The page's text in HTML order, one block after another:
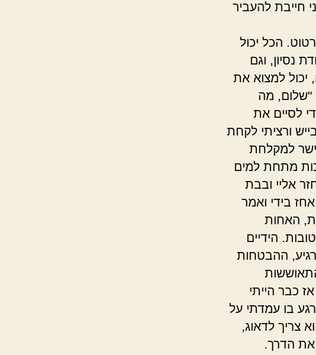
חייבת להעביר
הכל יכול
נסיון, וגם
יכול למצוא את
"שלום, מה
לסיים את
ורציתי לקחת
למקלחת
מתחת למים
אליי ובבת
בידי ואמר
האחות
הידיים
ההבטחות
כבר הייתי
בו עמדתי על
צריך לדאוג,
את הדרך.